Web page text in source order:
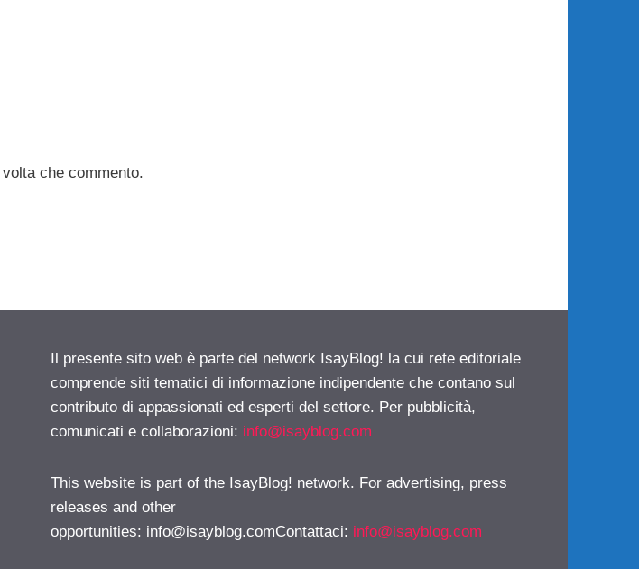
che commento.
Il presente sito web è parte del network IsayBlog! la cui rete editoriale
comprende siti tematici di informazione indipendente che contano sul
contributo di appassionati ed esperti del settore. Per pubblicità,
comunicati e collaborazioni: info@isayblog.com
This website is part of the IsayBlog! network. For advertising, press
releases and other
opportunities: info@isayblog.comContattaci: info@isayblog.com